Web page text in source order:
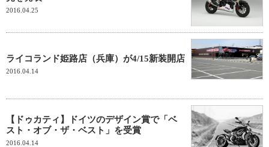
2016.04.25
ライコランド姫路店（兵庫）が4/15新装開店
2016.04.14
【ドゥカティ】ドイツのデザイン賞で「ベ
スト・オブ・ザ・ベスト」を受賞
2016.04.14